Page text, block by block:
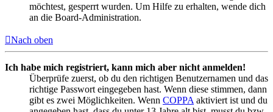
möchtest, gesperrt wurden. Um Hilfe zu erhalten, wende dich
an die Board-Administration.
Nach oben
Ich habe mich registriert, kann mich aber nicht anmelden!
Überprüfe zuerst, ob du den richtigen Benutzernamen und das
richtige Passwort eingegeben hast. Wenn diese stimmen, dann
gibt es zwei Möglichkeiten. Wenn COPPA aktiviert ist und du